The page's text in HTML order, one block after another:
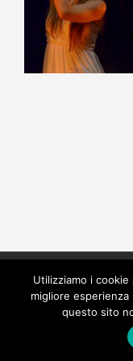
Copyright
90104940326 |
Utilizziamo i
migliore
questo sito